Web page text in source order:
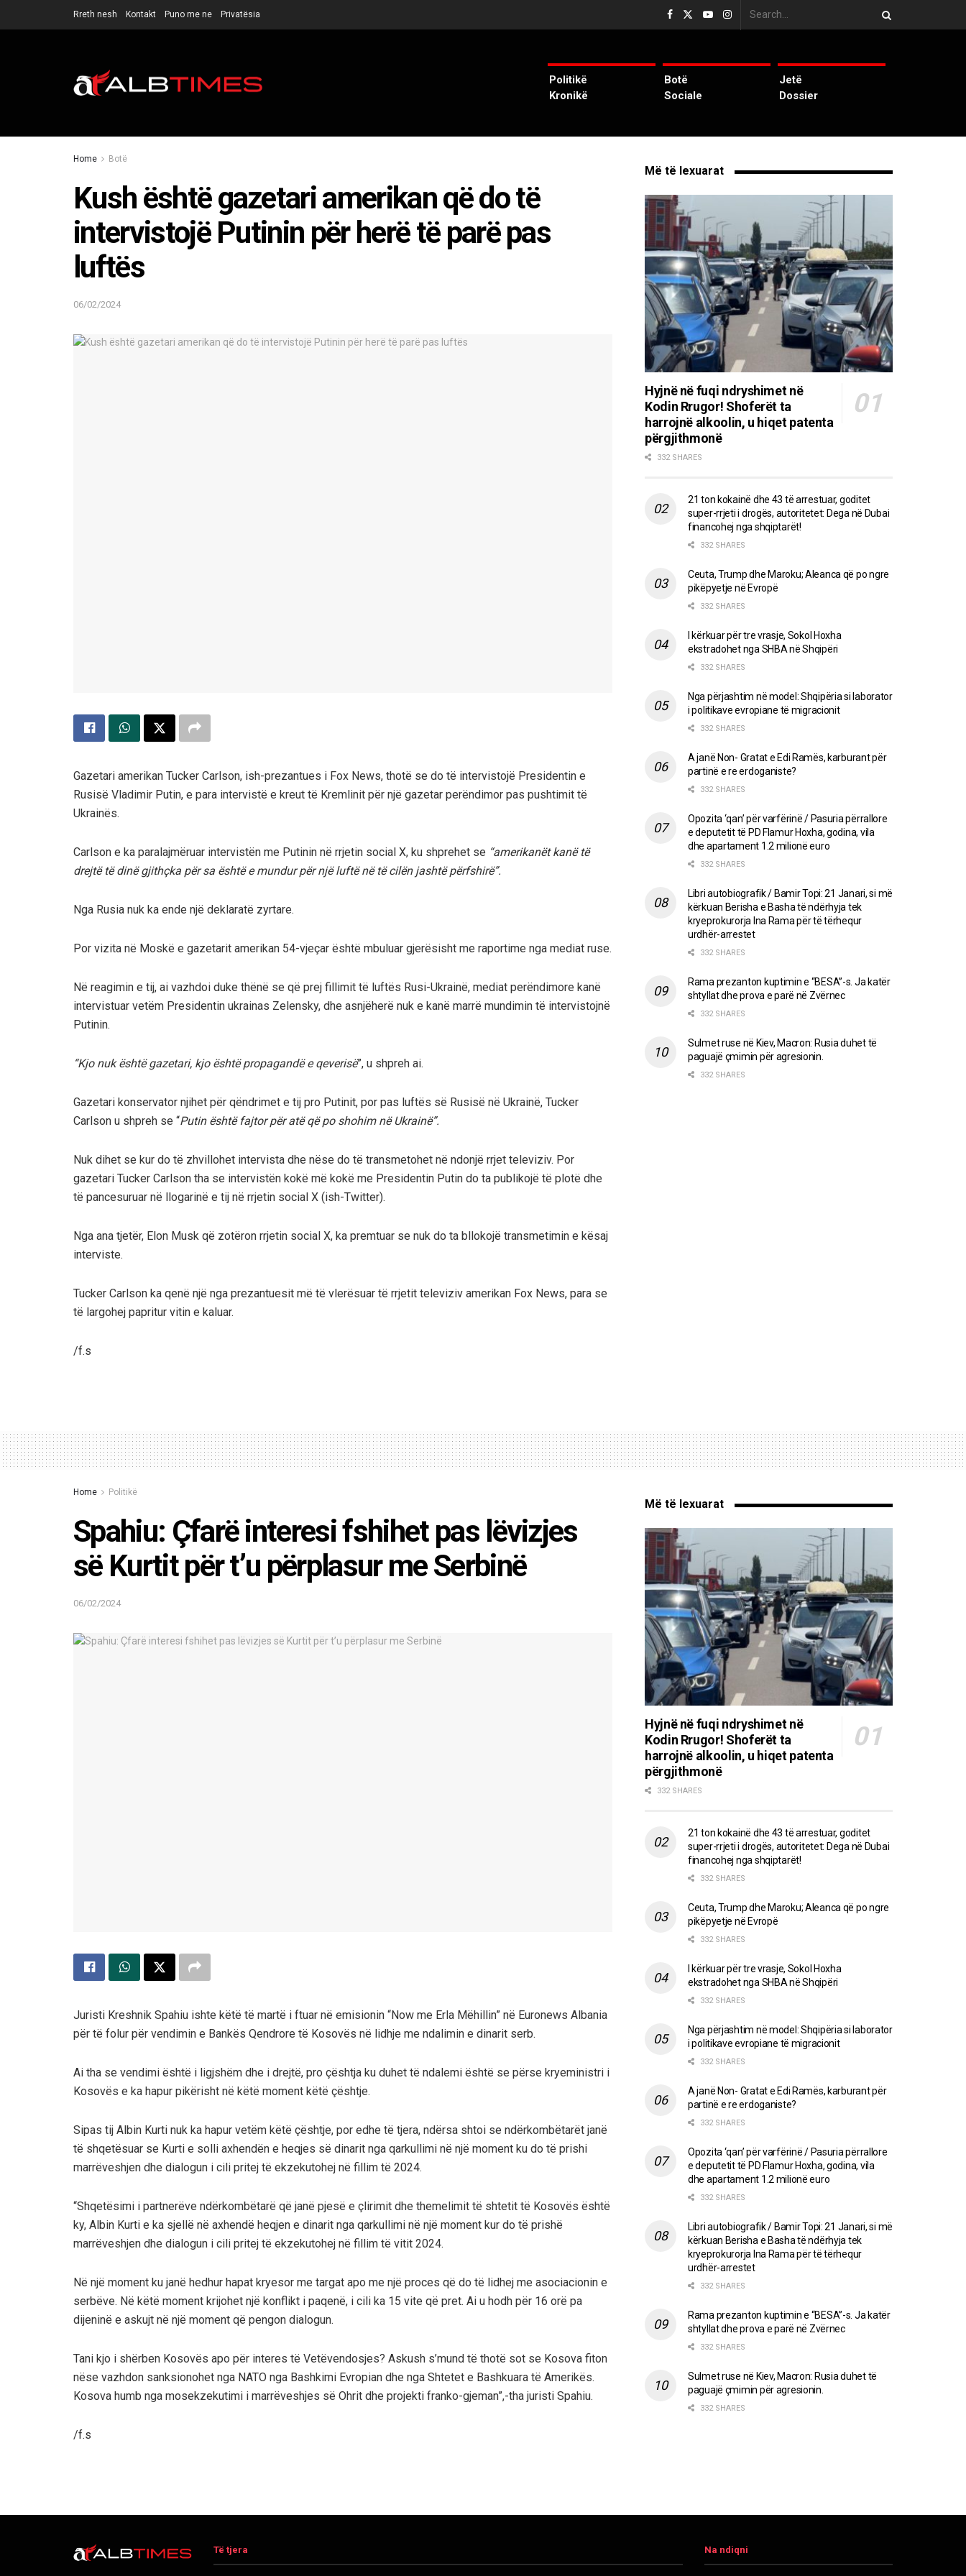
Rreth nesh Kontakt Puno me ne Privatësia
Politikë
Kronikë
Botë
Sociale
Jetë
Dossier
Home Botë
Kush është gazetari amerikan që do të
intervistojë Putinin për herë të parë pas
luftës
06/02/2024
Gazetari amerikan Tucker Carlson, ish-prezantues i Fox News, thotë se do të intervistojë Presidentin e
Rusisë Vladimir Putin, e para intervistë e kreut të Kremlinit për një gazetar perëndimor pas pushtimit të
Ukrainës.
Carlson e ka paralajmëruar intervistën me Putinin në rrjetin social X, ku shprehet se “amerikanët kanë të
drejtë të dinë gjithçka për sa është e mundur për një luftë në të cilën jashtë përfshirë”.
Nga Rusia nuk ka ende një deklaratë zyrtare.
Por vizita në Moskë e gazetarit amerikan 54-vjeçar është mbuluar gjerësisht me raportime nga mediat ruse.
Në reagimin e tij, ai vazhdoi duke thënë se që prej fillimit të luftës Rusi-Ukrainë, mediat perëndimore kanë
intervistuar vetëm Presidentin ukrainas Zelensky, dhe asnjëherë nuk e kanë marrë mundimin të intervistojnë
Putinin.
“Kjo nuk është gazetari, kjo është propagandë e qeverisë”, u shpreh ai.
Gazetari konservator njihet për qëndrimet e tij pro Putinit, por pas luftës së Rusisë në Ukrainë, Tucker
Carlson u shpreh se “Putin është fajtor për atë që po shohim në Ukrainë”.
Nuk dihet se kur do të zhvillohet intervista dhe nëse do të transmetohet në ndonjë rrjet televiziv. Por
gazetari Tucker Carlson tha se intervistën kokë më kokë me Presidentin Putin do ta publikojë të plotë dhe
të pancesuruar në llogarinë e tij në rrjetin social X (ish-Twitter).
Nga ana tjetër, Elon Musk që zotëron rrjetin social X, ka premtuar se nuk do ta bllokojë transmetimin e kësaj
interviste.
Tucker Carlson ka qenë një nga prezantuesit më të vlerësuar të rrjetit televiziv amerikan Fox News, para se
të largohej papritur vitin e kaluar.
/f.s
Më të lexuarat
Hyjnë në fuqi ndryshimet në
Kodin Rrugor! Shoferët ta
harrojnë alkoolin, u hiqet patenta
përgjithmonë
332 SHARES
21 ton kokainë dhe 43 të arrestuar, goditet
super-rrjeti i drogës, autoritetet: Dega në Dubai
financohej nga shqiptarët!
332 SHARES
Ceuta, Trump dhe Maroku; Aleanca që po ngre
pikëpyetje në Evropë
332 SHARES
I kërkuar për tre vrasje, Sokol Hoxha
ekstradohet nga SHBA në Shqipëri
332 SHARES
Nga përjashtim në model: Shqipëria si laborator
i politikave evropiane të migracionit
332 SHARES
A janë Non- Gratat e Edi Ramës, karburant për
partinë e re erdoganiste?
332 SHARES
Opozita ‘qan’ për varfërinë / Pasuria përrallore
e deputetit të PD Flamur Hoxha, godina, vila
dhe apartament 1.2 milionë euro
332 SHARES
Libri autobiografik / Bamir Topi: 21 Janari, si më
kërkuan Berisha e Basha të ndërhyja tek
kryeprokurorja Ina Rama për të tërhequr
urdhër-arrestet
332 SHARES
Rama prezanton kuptimin e “BESA”-s. Ja katër
shtyllat dhe prova e parë në Zvërnec
332 SHARES
Sulmet ruse në Kiev, Macron: Rusia duhet të
paguajë çmimin për agresionin.
332 SHARES
Home Politikë
Spahiu: Çfarë interesi fshihet pas lëvizjes
së Kurtit për t’u përplasur me Serbinë
06/02/2024
Juristi Kreshnik Spahiu ishte këtë të martë i ftuar në emisionin “Now me Erla Mëhillin” në Euronews Albania
për të folur për vendimin e Bankës Qendrore të Kosovës në lidhje me ndalimin e dinarit serb.
Ai tha se vendimi është i ligjshëm dhe i drejtë, pro çështja ku duhet të ndalemi është se përse kryeministri i
Kosovës e ka hapur pikërisht në këtë moment këtë çështje.
Sipas tij Albin Kurti nuk ka hapur vetëm këtë çështje, por edhe të tjera, ndërsa shtoi se ndërkombëtarët janë
të shqetësuar se Kurti e solli axhendën e heqjes së dinarit nga qarkullimi në një moment ku do të prishi
marrëveshjen dhe dialogun i cili pritej të ekzekutohej në fillim të 2024.
“Shqetësimi i partnerëve ndërkombëtarë që janë pjesë e çlirimit dhe themelimit të shtetit të Kosovës është
ky, Albin Kurti e ka sjellë në axhendë heqjen e dinarit nga qarkullimi në një moment kur do të prishë
marrëveshjen dhe dialogun i cili pritej të ekzekutohej në fillim të vitit 2024.
Në një moment ku janë hedhur hapat kryesor me targat apo me një proces që do të lidhej me asociacionin e
serbëve. Në këtë moment krijohet një konflikt i paqenë, i cili ka 15 vite që pret. Ai u hodh për 16 orë pa
dijeninë e askujt në një moment që pengon dialogun.
Tani kjo i shërben Kosovës apo për interes të Vetëvendosjes? Askush s’mund të thotë sot se Kosova fiton
nëse vazhdon sanksionohet nga NATO nga Bashkimi Evropian dhe nga Shtetet e Bashkuara të Amerikës.
Kosova humb nga mosekzekutimi i marrëveshjes së Ohrit dhe projekti franko-gjeman”,-tha juristi Spahiu.
/f.s
Më të lexuarat
Hyjnë në fuqi ndryshimet në
Kodin Rrugor! Shoferët ta
harrojnë alkoolin, u hiqet patenta
përgjithmonë
332 SHARES
21 ton kokainë dhe 43 të arrestuar, goditet
super-rrjeti i drogës, autoritetet: Dega në Dubai
financohej nga shqiptarët!
332 SHARES
Ceuta, Trump dhe Maroku; Aleanca që po ngre
pikëpyetje në Evropë
332 SHARES
I kërkuar për tre vrasje, Sokol Hoxha
ekstradohet nga SHBA në Shqipëri
332 SHARES
Nga përjashtim në model: Shqipëria si laborator
i politikave evropiane të migracionit
332 SHARES
A janë Non- Gratat e Edi Ramës, karburant për
partinë e re erdoganiste?
332 SHARES
Opozita ‘qan’ për varfërinë / Pasuria përrallore
e deputetit të PD Flamur Hoxha, godina, vila
dhe apartament 1.2 milionë euro
332 SHARES
Libri autobiografik / Bamir Topi: 21 Janari, si më
kërkuan Berisha e Basha të ndërhyja tek
kryeprokurorja Ina Rama për të tërhequr
urdhër-arrestet
332 SHARES
Rama prezanton kuptimin e “BESA”-s. Ja katër
shtyllat dhe prova e parë në Zvërnec
332 SHARES
Sulmet ruse në Kiev, Macron: Rusia duhet të
paguajë çmimin për agresionin.
332 SHARES
Të tjera Na ndiqni